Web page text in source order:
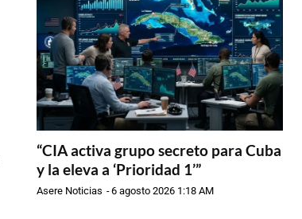
“CIA activa grupo secreto para Cuba
y la eleva a ‘Prioridad 1’”
Asere Noticias -6 agosto 2026 1:18 AM